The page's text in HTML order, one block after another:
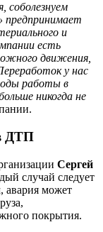
соболезнуем
предпринимает
и
есть
движения,
у нас
работы в
никогда не
ДТП
Сергей
случай следует
авария может
покрытия.